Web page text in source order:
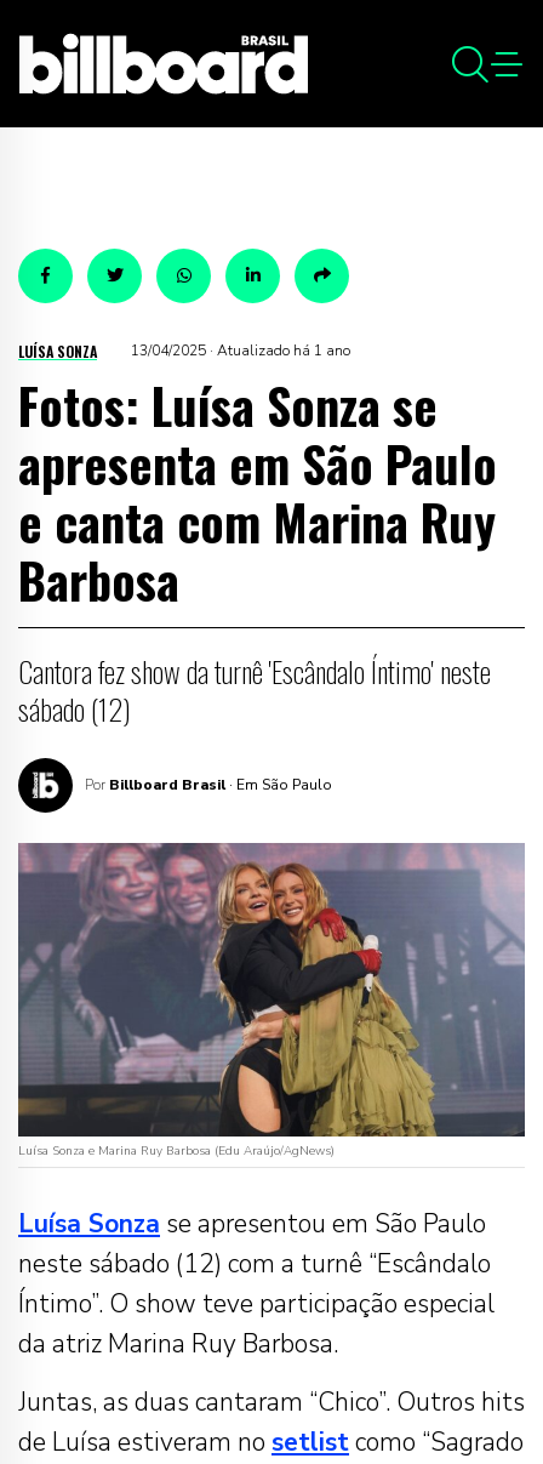
LUÍSA SONZA 13/04/2025 · Atualizado há 1 ano
Fotos: Luísa Sonza se
apresenta em São Paulo
e canta com Marina Ruy
Barbosa
Cantora fez show da turnê 'Escândalo Íntimo' neste
sábado (12)
Por Billboard Brasil · Em São Paulo
Luísa Sonza e Marina Ruy Barbosa (Edu Araújo/AgNews)
Luísa Sonza se apresentou em São Paulo
neste sábado (12) com a turnê “Escândalo
Íntimo”. O show teve participação especial
da atriz Marina Ruy Barbosa.
Juntas, as duas cantaram “Chico”. Outros hits
de Luísa estiveram no setlistcomo “Sagrado